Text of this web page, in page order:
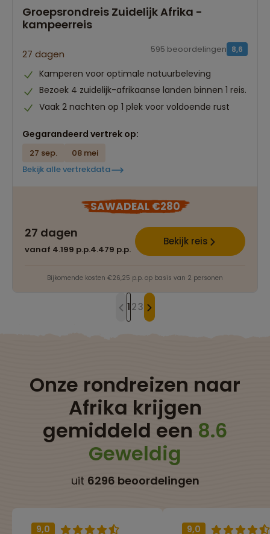
Groepsrondreis Zuidelijk Afrika -
kampeerreis
27 dagen 8,6
595 beoordelingen
Kamperen voor optimale natuurbeleving
Bezoek 4 zuidelijk-afrikaanse landen binnen 1 reis.
Vaak 2 nachten op 1 plek voor voldoende rust
Gegarandeerd vertrek op:
27 sep.
08 mei
Bekijk alle vertrekdata
SAWADEAL €280
27 dagen
vanaf 4.199 p.p.4.479 p.p.
Bekijk reis
Bijkomende kosten €26,25 p.p. op basis van 2 personen
123
Onze rondreizen naar
Afrika krijgen
gemiddeld een 8.6
Geweldig
uit 6296 beoordelingen
9,0 9,0